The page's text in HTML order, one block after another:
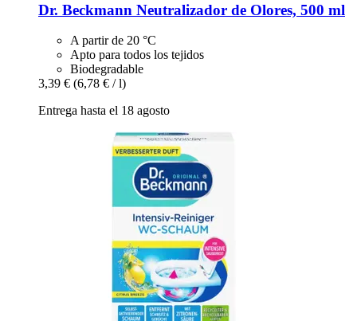
Dr. Beckmann Neutralizador de Olores, 500 ml
A partir de 20 °C
Apto para todos los tejidos
Biodegradable
3,39 € (6,78 € / l)
Entrega hasta el 18 agosto